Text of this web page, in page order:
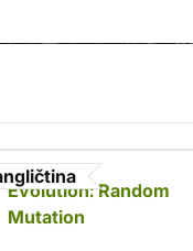
Evolution: Random
Mutation